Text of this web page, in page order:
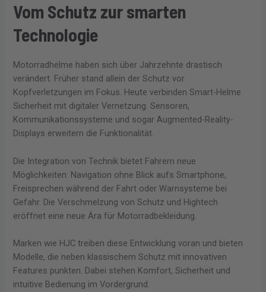
Vom Schutz zur smarten
Technologie
Motorradhelme haben sich über Jahrzehnte drastisch
verändert. Früher stand allein der Schutz vor
Kopfverletzungen im Fokus. Heute verbinden Smart-Helme
Sicherheit mit digitaler Vernetzung. Sensoren,
Kommunikationssysteme und sogar Augmented-Reality-
Displays erweitern die Funktionalität.
Die Integration von Technik bietet Fahrern neue
Möglichkeiten: Navigation ohne Blick aufs Smartphone,
Freisprechen während der Fahrt oder Warnsysteme bei
Gefahr. Die Verschmelzung von Schutz und Hightech
eröffnet eine neue Ära für Motorradbekleidung.
Marken wie HJC treiben diese Entwicklung voran und bieten
Modelle, die neben klassischem Schutz mit innovativen
Features punkten. Dabei stehen Komfort, Sicherheit und
intuitive Bedienung im Vordergrund.